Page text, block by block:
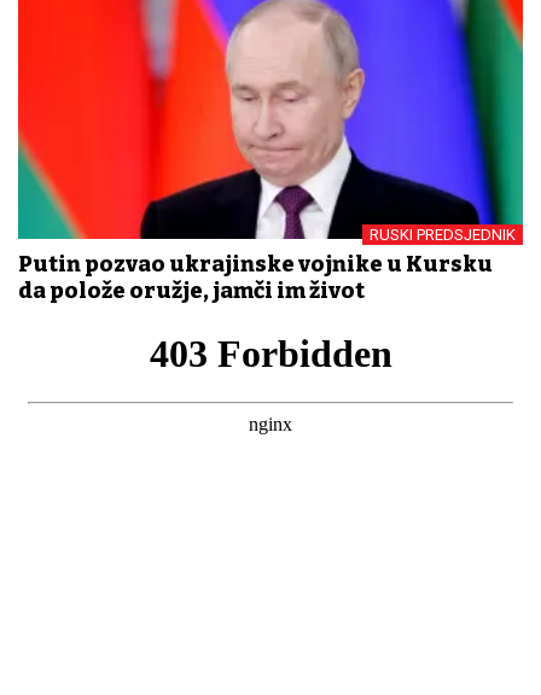
RUSKI PREDSJEDNIK
Putin pozvao ukrajinske vojnike u Kursku
da polože oružje, jamči im život